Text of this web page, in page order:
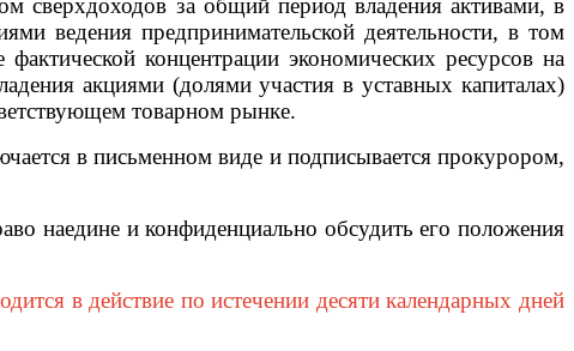
за общий период владения активами, в
ведения предпринимательской деятельности, в том
концентрации экономических ресурсов на
акциями (долями участия в уставных капиталах)
товарном рынке.
в письменном виде и подписывается прокурором,
наедине и конфиденциально обсудить его положения
в действие по истечении десяти календарных дней